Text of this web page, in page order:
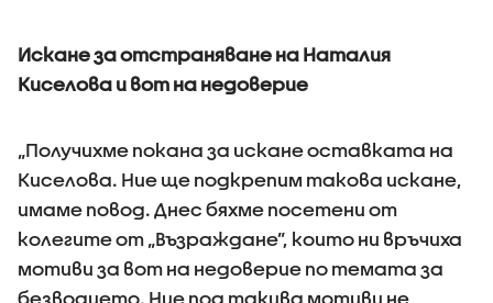
Искане за отстраняване на Наталия
Киселова и вот на недоверие
„Получихме покана за искане оставката на
Киселова. Ние ще подкрепим такова искане,
имаме повод. Днес бяхме посетени от
колегите от „Възраждане”, които ни връчиха
мотиви за вот на недоверие по темата за
безводието. Ние под такива мотиви не